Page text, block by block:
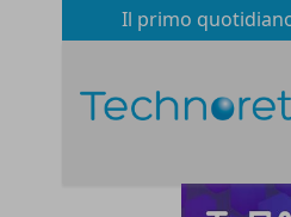
Il primo